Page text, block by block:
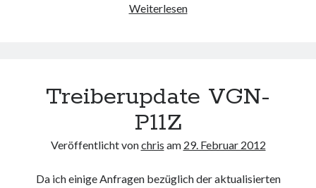
WeiterlesenWindows
Dose
Treiberupdate VGN-
P11Z
Veröffentlicht vonchris am 29. Februar 2012
Da ich einige Anfragen bezüglich der aktualisierten